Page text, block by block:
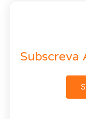
Subscreva